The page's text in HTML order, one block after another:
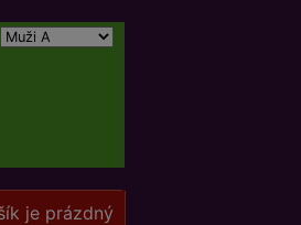
je prázdný